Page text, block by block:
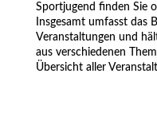
Sportjugend finden Sie
Insgesamt umfasst das
Veranstaltungen und
aus verschiedenen
Übersicht aller